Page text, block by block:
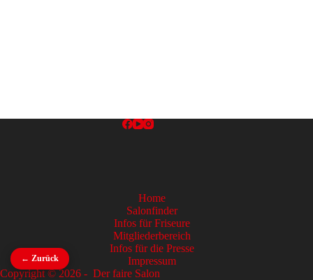
← Zurück
Home
Salonfinder
Infos für Friseure
Mitgliederbereich
Infos für die Presse
Impressum
Copyright © 2026 - Der faire Salon